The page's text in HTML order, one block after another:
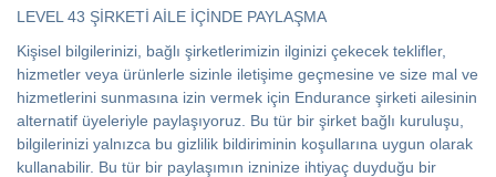
LEVEL 43 ŞİRKETİ AİLE İÇİNDE PAYLAŞMA
Kişisel bilgilerinizi, bağlı şirketlerimizin ilginizi çekecek teklifler,
hizmetler veya ürünlerle sizinle iletişime geçmesine ve size mal ve
hizmetlerini sunmasına izin vermek için Endurance şirketi ailesinin
alternatif üyeleriyle paylaşıyoruz. Bu tür bir şirket bağlı kuruluşu,
bilgilerinizi yalnızca bu gizlilik bildiriminin koşullarına uygun olarak
kullanabilir. Bu tür bir paylaşımın izninize ihtiyaç duyduğu bir